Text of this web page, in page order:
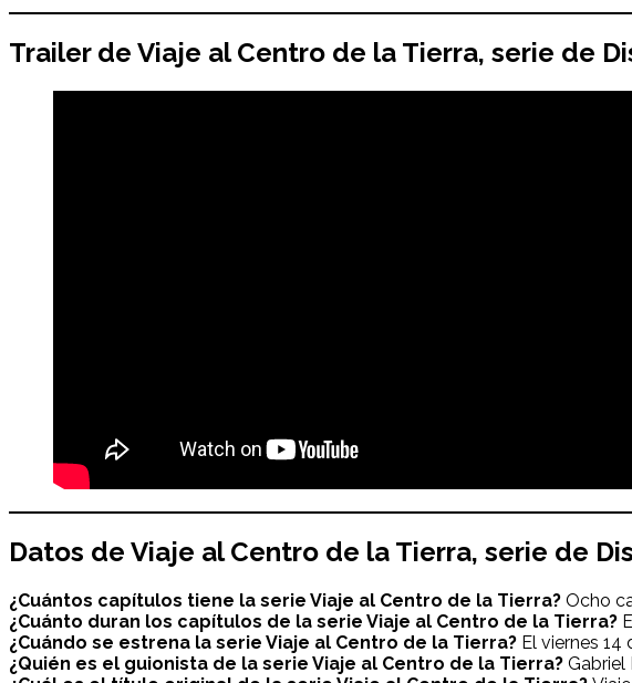
Trailer de Viaje al Centro de la Tierra, serie de
Datos de Viaje al Centro de la Tierra, serie de
¿Cuántos capítulos tiene la serie Viaje al Centro de la Tierra? Ocho
¿Cuánto duran los capítulos de la serie Viaje al Centro de la Tierra?
¿Cuándo se estrena la serie Viaje al Centro de la Tierra? El viernes 14
¿Quién es el guionista de la serie Viaje al Centro de la Tierra? Gabriel